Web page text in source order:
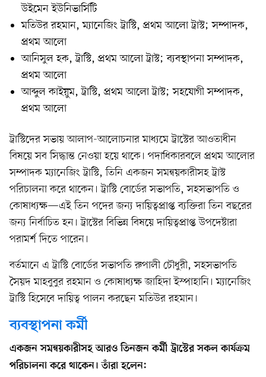
উইমেন ইউনিভার্সিটি
মতিউর রহমান, ম্যানেজিং ট্রাস্টি, প্রথম আলো ট্রাস্ট; সম্পাদক,
প্রথম আলো
আনিসুল হক, ট্রাস্টি, প্রথম আলো ট্রাস্ট; ব্যবস্থাপনা সম্পাদক,
প্রথম আলো
আব্দুল কাইয়ুম, ট্রাস্টি, প্রথম আলো ট্রাস্ট; সহযোগী সম্পাদক,
প্রথম আলো
ট্রাস্টিদের সভায় আলাপ-আলোচনার মাধ্যমে ট্রাস্টের আওতাধীন
বিষয়ে সব সিদ্ধান্ত নেওয়া হয়ে থাকে। পদাধিকারবলে প্রথম আলোর
সম্পাদক ম্যানেজিং ট্রাস্টি, তিনি একজন সমন্বয়কারীসহ ট্রাস্ট
পরিচালনা করে থাকেন। ট্রাস্টি বোর্ডের সভাপতি, সহসভাপতি ও
কোষাধ্যক্ষ—এই তিন পদের জন্য দায়িত্বপ্রাপ্ত ব্যক্তিরা তিন বছরের
জন্য নির্বাচিত হন। ট্রাস্টের বিভিন্ন বিষয়ে দায়িত্বপ্রাপ্ত উপদেষ্টারা
পরামর্শ দিতে পারেন।
বর্তমানে এ ট্রাস্টি বোর্ডের সভাপতি রুপালী চৌধুরী, সহসভাপতি
সৈয়দ মাহবুবুর রহমান ও কোষাধ্যক্ষ জাহিদা ইস্পাহানি। ম্যানেজিং
ট্রাস্টি হিসেবে দায়িত্ব পালন করছেন মতিউর রহমান।
ব্যবস্থাপনা কর্মী
একজন সমন্বয়কারীসহ আরও তিনজন কর্মী ট্রাস্টের সকল কার্যক্রম
পরিচালনা করে থাকেন। তাঁরা হলেন: